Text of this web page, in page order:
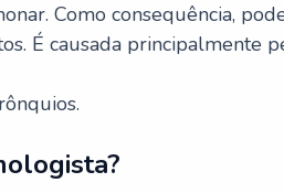
Como consequência,
É causada principalmente